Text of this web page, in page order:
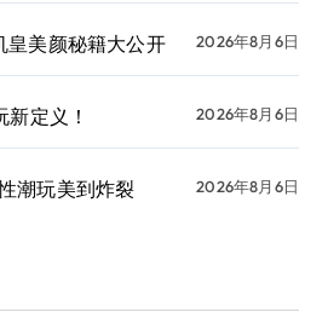
皇美颜秘籍大公开 2026年8月6日
定义！ 2026年8月6日
潮玩美到炸裂 2026年8月6日